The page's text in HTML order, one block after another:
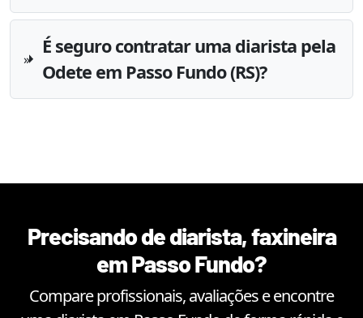
É seguro contratar uma diarista pela
Odete em Passo Fundo (RS)?
Precisando de diarista, faxineira
emPasso Fundo?
Compare profissionais, avaliações e encontre